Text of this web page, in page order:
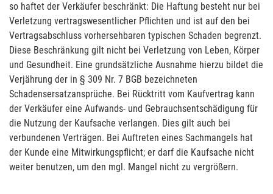
so haftet der Verkäufer beschränkt: Die Haftung besteht nur bei
Verletzung vertragswesentlicher Pflichten und ist auf den bei
Vertragsabschluss vorhersehbaren typischen Schaden begrenzt.
Diese Beschränkung gilt nicht bei Verletzung von Leben, Körper
und Gesundheit. Eine grundsätzliche Ausnahme hierzu bildet die
Verjährung der in § 309 Nr. 7 BGB bezeichneten
Schadensersatzansprüche. Bei Rücktritt vom Kaufvertrag kann
der Verkäufer eine Aufwands- und Gebrauchsentschädigung für
die Nutzung der Kaufsache verlangen. Dies gilt auch bei
verbundenen Verträgen. Bei Auftreten eines Sachmangels hat
der Kunde eine Mitwirkungspflicht; er darf die Kaufsache nicht
weiter benutzen, um den mgl. Mangel nicht zu vergrößern.